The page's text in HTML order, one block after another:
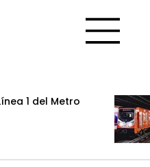
1 del Metro